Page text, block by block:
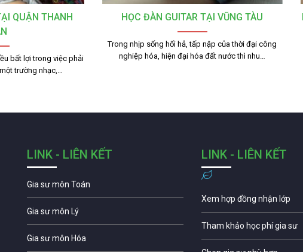
QUẬN THANH
bất lợi trong việc phải
trường nhạc,…
HỌC ĐÀN GUITAR TẠI VŨNG TÀU
Trong nhịp sống hối hả, tấp nập của thời đại công
nghiệp hóa, hiện đại hóa đất nước thì nhu…
LINK - LIÊN KẾT
Gia sư môn Toán
Gia sư môn Lý
Gia sư môn Hóa
LINK - LIÊN KẾT
Xem hợp đồng nhận lớp
Tham khảo học phí gia sư